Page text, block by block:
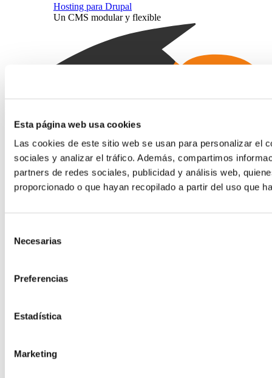
Esta página web usa cookies
Las cookies de este sitio web se usan para personalizar el
sociales y analizar el tráfico. Además, compartimos
partners de redes sociales, publicidad y análisis web,
proporcionado o que hayan recopilado a partir del uso que
Necesarias
Preferencias
Estadística
Marketing
Hosting para Drupal
Un CMS modular y flexible
Hosting para Moodle
El LMS más potente para formación